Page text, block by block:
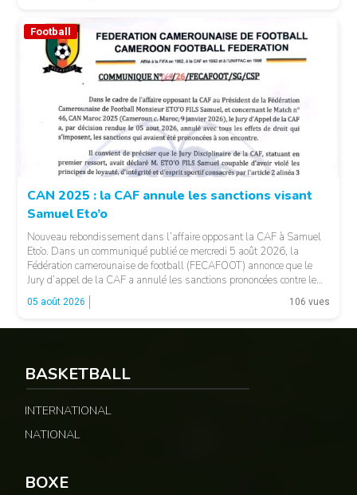
Football
CAN 2025 : la CAF annule les sanctions visant
Samuel Eto’o
Nouveau rebondissement dans l’affaire opposant la CAF à Samuel
Eto’o. Dans un communiqué publié ce mercredi 5 août 2026, la
Fédération camerounaise de football (FECAFOOT) annonce que le
Jury d’appel de la CAF a annulé les sanctions prononcées contre le
président de la fédération camerounaise. Le dossier concernait les
incidents survenus lors du match Cameroun-Maroc […]
05 août 2026 106 vues
BASKETBALL
INTERNATIONAL
NATIONAL
BOXE